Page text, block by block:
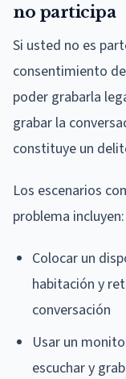
no participa
Si usted no es
consentimiento
poder grabarla
grabar la
constituye un
Los escenarios
problema incluyen:
Colocar un
habitación y
conversación
Usar un
escuchar y